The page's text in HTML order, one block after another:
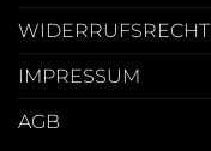
WIDERRUFSRECHT
IMPRESSUM
AGB